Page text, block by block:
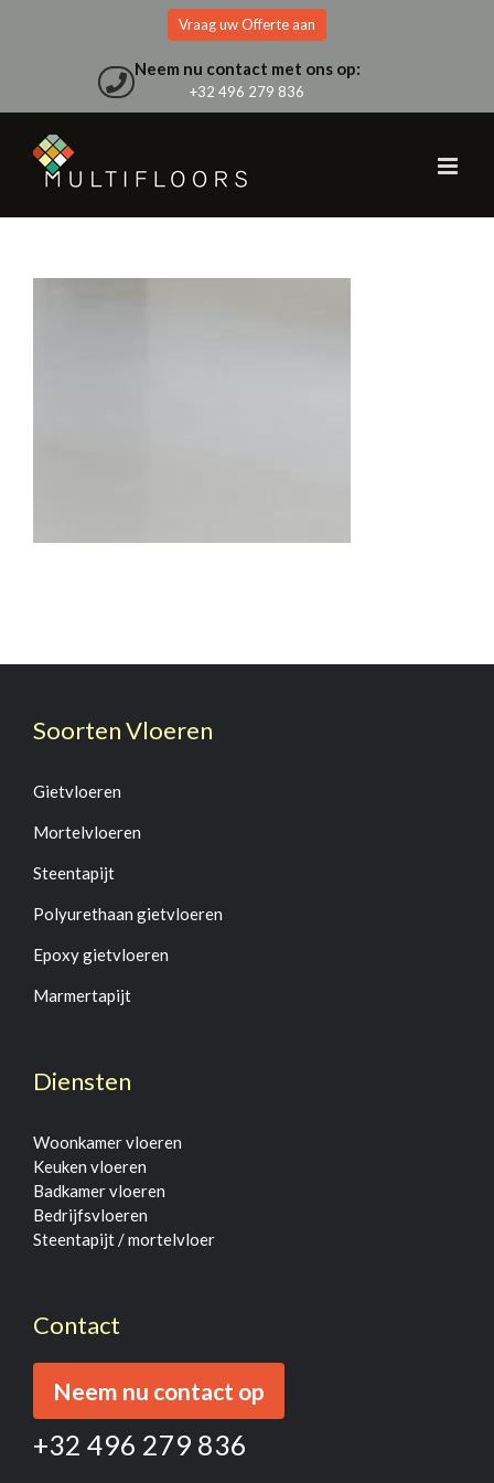
Vraag uw Offerte aan
Neem nu contact met ons op:
+32 496 279 836
Soorten Vloeren
Gietvloeren
Mortelvloeren
Steentapijt
Polyurethaan gietvloeren
Epoxy gietvloeren
Marmertapijt
Diensten
Woonkamer vloeren
Keuken vloeren
Badkamer vloeren
Bedrijfsvloeren
Steentapijt / mortelvloer
Contact
Neem nu contact op
+32 496 279 836